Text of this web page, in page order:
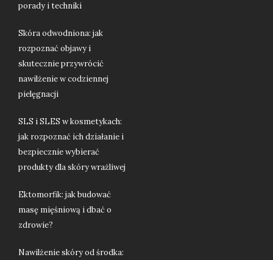
porady i techniki
Skóra odwodniona: jak
rozpoznać objawy i
skutecznie przywrócić
nawilżenie w codziennej
pielęgnacji
SLS i SLES w kosmetykach:
jak rozpoznać ich działanie i
bezpiecznie wybierać
produkty dla skóry wrażliwej
Ektomorfik: jak budować
masę mięśniową i dbać o
zdrowie?
Nawilżenie skóry od środka: